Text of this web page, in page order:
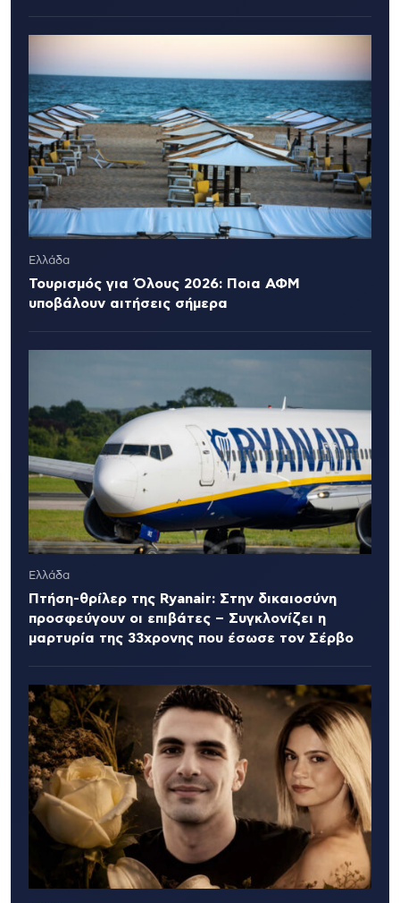
Ελλάδα
Τουρισμός για Όλους 2026: Ποια ΑΦΜ
υποβάλουν αιτήσεις σήμερα
Ελλάδα
Πτήση-θρίλερ της Ryanair: Στην δικαιοσύνη
προσφεύγουν οι επιβάτες – Συγκλονίζει η
μαρτυρία της 33χρονης που έσωσε τον Σέρβο